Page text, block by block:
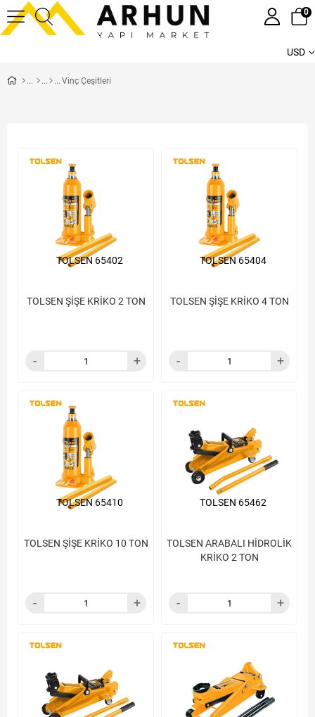
USD
0
Vinç Çeşitleri
TOLSEN ŞİŞE KRİKO 2 TON
TOLSEN 65402
TOLSEN ŞİŞE KRİKO 4 TON
TOLSEN 65404
TOLSEN ŞİŞE KRİKO 10 TON
TOLSEN 65410
TOLSEN ARABALI HİDROLİK
KRİKO 2 TON
TOLSEN 65462